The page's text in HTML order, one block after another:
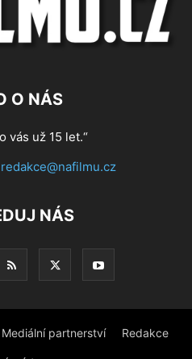
O NÁS
vás už 15 let.“
redakce@nafilmu.cz
NÁS
Mediální partnerství Redakce